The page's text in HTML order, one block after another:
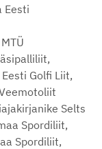
Eesti
Golfi Liit,
Selts
Spordiliit,
Spordiliit,